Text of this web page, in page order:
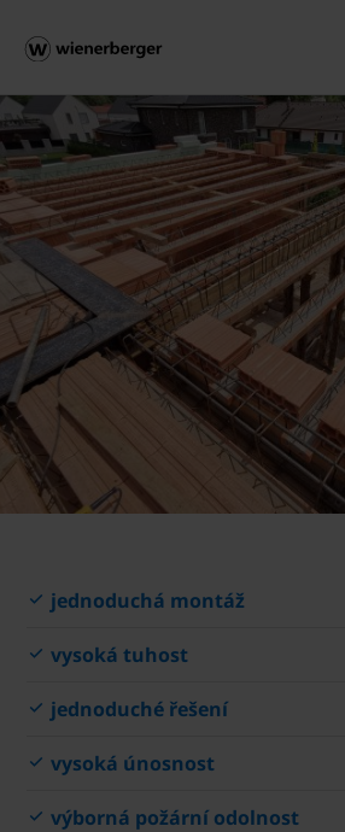
jednoduchá montáž
vysoká tuhost
jednoduché řešení
vysoká únosnost
výborná požární odolnost